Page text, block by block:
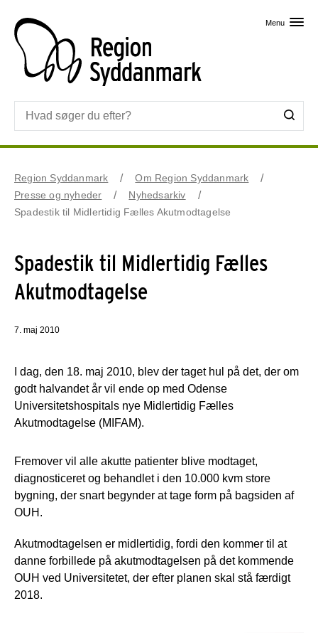
Menu
Region Syddanmark
Om Region Syddanmark
Presse og nyheder
Nyhedsarkiv
Spadestik til Midlertidig Fælles Akutmodtagelse
Spadestik til Midlertidig Fælles
Akutmodtagelse
7. maj 2010
I dag, den 18. maj 2010, blev der taget hul på det, der om
godt halvandet år vil ende op med Odense
Universitetshospitals nye Midlertidig Fælles
Akutmodtagelse (MIFAM).
Fremover vil alle akutte patienter blive modtaget,
diagnosticeret og behandlet i den 10.000 kvm store
bygning, der snart begynder at tage form på bagsiden af
OUH.
Akutmodtagelsen er midlertidig, fordi den kommer til at
danne forbillede på akutmodtagelsen på det kommende
OUH ved Universitetet, der efter planen skal stå færdigt
2018.